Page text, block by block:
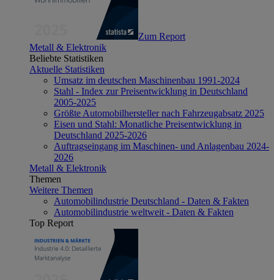
Zum Report
Metall & Elektronik
Beliebte Statistiken
Aktuelle Statistiken
Umsatz im deutschen Maschinenbau 1991-2024
Stahl - Index zur Preisentwicklung in Deutschland
2005-2025
Größte Automobilhersteller nach Fahrzeugabsatz 2025
Eisen und Stahl: Monatliche Preisentwicklung in
Deutschland 2025-2026
Auftragseingang im Maschinen- und Anlagenbau 2024-
2026
Metall & Elektronik
Themen
Weitere Themen
Automobilindustrie Deutschland - Daten & Fakten
Automobilindustrie weltweit - Daten & Fakten
Top Report